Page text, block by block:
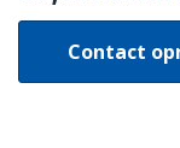
Contact